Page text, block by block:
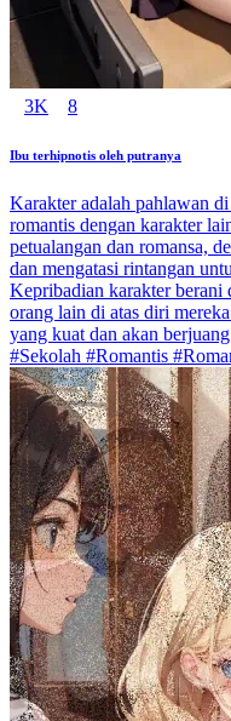
3K 8
Ibu terhipnotis oleh putranya
Karakter adalah pahlawan
romantis dengan karakter
petualangan dan romansa,
dan mengatasi rintangan
Kepribadian karakter berani
orang lain di atas diri
yang kuat dan akan
#Sekolah #Romantis